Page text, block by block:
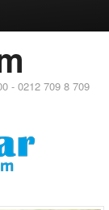
- 0212 709 8 709